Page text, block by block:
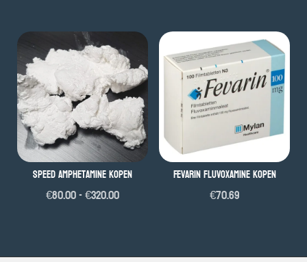
€160.00
€100.00
speed Amphetamine kopen
€80.00-€320.00Prijsklasse:
Fevarin Fluvoxamine Kopen
€70.69